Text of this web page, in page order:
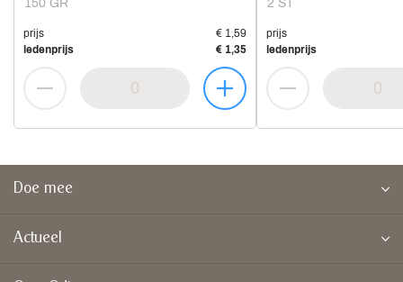
150 GR
prijs
€ 1,59
ledenprijs
€ 1,35
2 ST
prijs
ledenprijs
Doe mee
Actueel